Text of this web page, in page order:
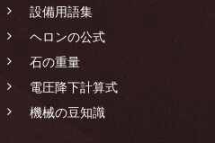
設備用語集
ヘロンの公式
石の重量
電圧降下計算式
機械の豆知識